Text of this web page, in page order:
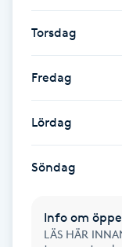
Hudföryngring
Huduppstramning
Hyaluronsyra
Torsdag
Fredag
Lördag
Söndag
Info om
LÄS HÄR